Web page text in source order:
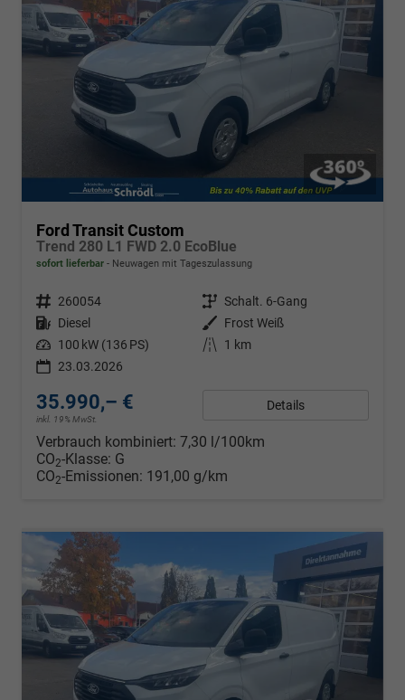
Ford Transit Custom
Trend 280 L1 FWD 2.0 EcoBlue
sofort lieferbar Neuwagen mit Tageszulassung
Fahrzeugnr. 260054 Getriebe Schalt. 6-Gang
Kraftstoff Diesel Außenfarbe Frost Weiß
Leistung 100 kW (136 PS) Kilometerstand
1 km
23.03.2026
35.990,– €
inkl. 19% MwSt.
Details
Verbrauch kombiniert: 7,30 l/100km
CO2-Klasse: G
CO2-Emissionen: 191,00 g/km